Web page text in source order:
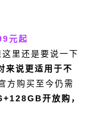
元起
里还是要说一下
来说更适用于不
方购买至今仍需
开放购，
会问的：，拼
多百亿补
赔十。小编曾
国行带发票，